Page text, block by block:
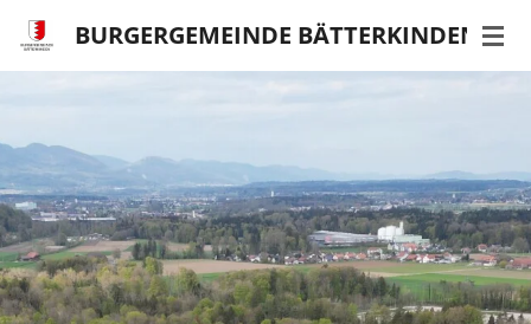
Zum
Hauptinhalt
BURGERGEMEINDE BÄTTERKINDEN